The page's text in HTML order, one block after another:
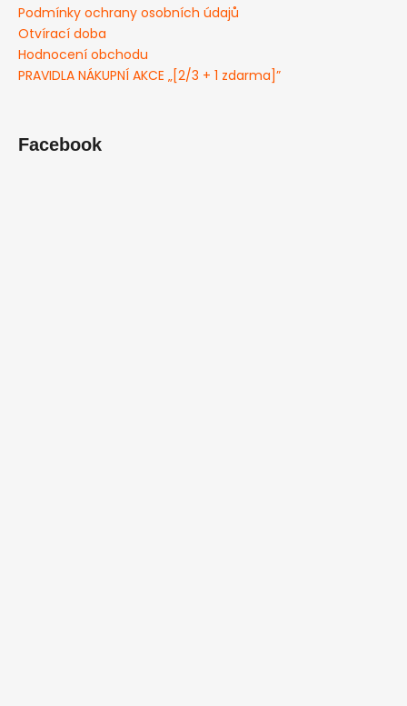
Podmínky ochrany osobních údajů
Otvírací doba
Hodnocení obchodu
PRAVIDLA NÁKUPNÍ AKCE „[2/3 + 1 zdarma]”
Facebook